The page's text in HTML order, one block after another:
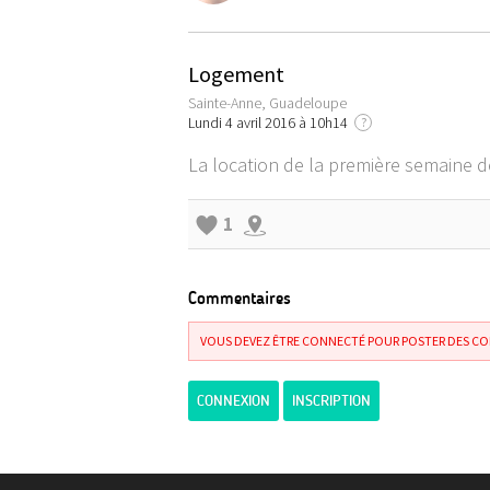
Logement
Sainte-Anne, Guadeloupe
Lundi 4 avril 2016 à 10h14
?
La location de la première semaine
1
Commentaires
VOUS DEVEZ ÊTRE CONNECTÉ POUR POSTER DES
CONNEXION INSCRIPTION